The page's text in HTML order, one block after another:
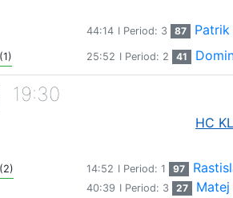
44:14 I Period: 3 87
25:52 I Period: 2 41
19:30
HC
14:52 I Period: 1 97
40:39 I Period: 3 27